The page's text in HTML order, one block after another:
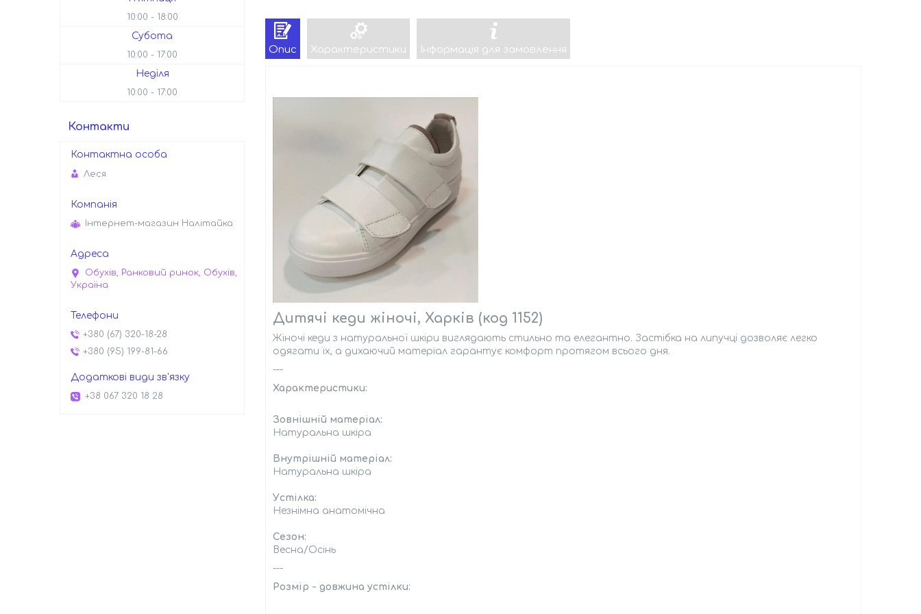
Опис Характеристики Інформація для замовлення
Дитячі кеди жіночі, Харків (код 1152)
Жіночі кеди з натуральної шкіри виглядають стильно та елегантно. Застібка на липучці дозволяє легко
одягати їх, а дихаючий матеріал гарантує комфорт протягом всього дня.
---
Характеристики:
Зовнішній матеріал:
Натуральна шкіра
Внутрішній матеріал:
Натуральна шкіра
Устілка:
Незнімна анатомічна
Сезон:
Весна/Осінь
---
Розмір - довжина устілки:
10:00 18:00
Субота
10:00 17:00
Неділя
10:00 17:00
Контакти
Леся
Інтернет-магазин Налітайка
Обухів, Ранковий ринок, Обухів,
Україна
+380 (67) 320-18-28
+380 (95) 199-81-66
+38 067 320 18 28